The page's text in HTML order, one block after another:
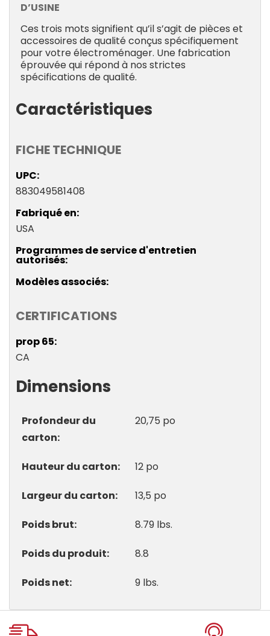
D’USINE
Ces trois mots signifient qu’il s’agit de pièces et
accessoires de qualité conçus spécifiquement
pour votre électroménager. Une fabrication
éprouvée qui répond à nos strictes
spécifications de qualité.
Caractéristiques
FICHE TECHNIQUE
UPC
883049581408
Fabriqué en
USA
Programmes de service d'entretien
autorisés
Modèles associés
CERTIFICATIONS
prop 65
CA
Dimensions
Profondeur du
carton
20,75 po
Hauteur du carton 12 po
Largeur du carton 13,5 po
Poids brut 8.79 lbs.
Poids du produit 8.8
Poids net 9 lbs.
Onglet